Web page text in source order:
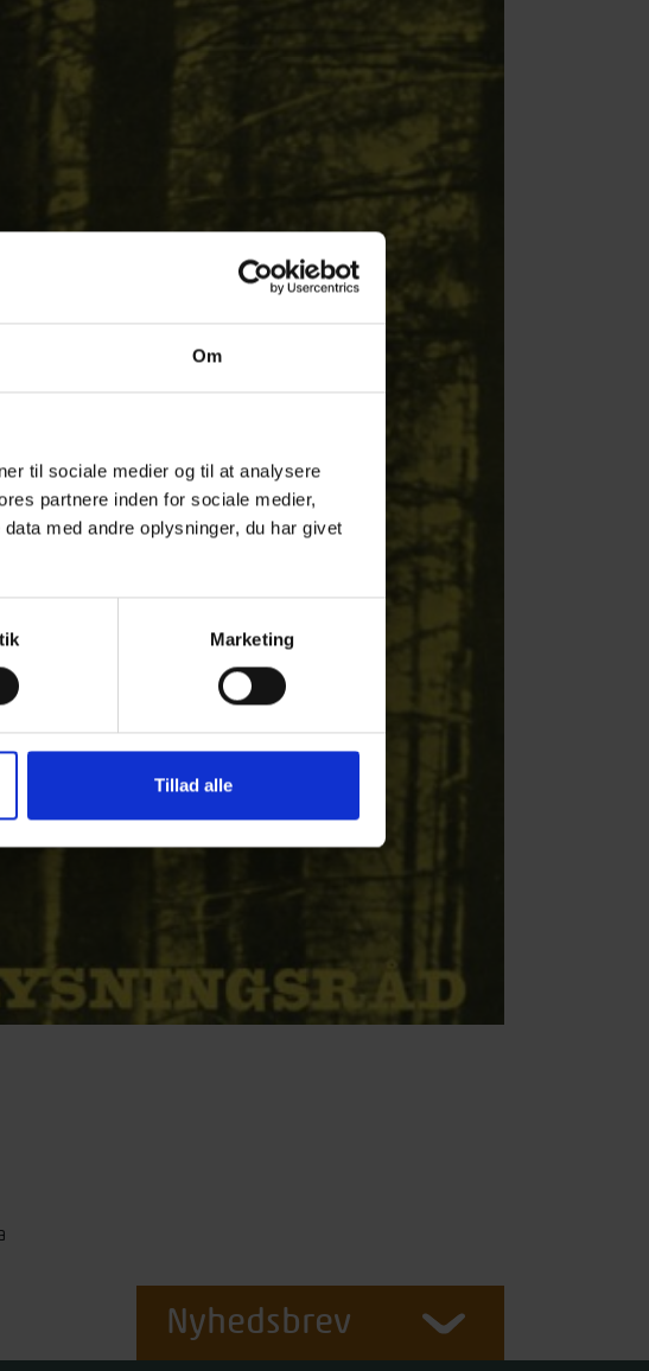
Om
til sociale medier og til at analysere
partnere inden for sociale medier,
med andre oplysninger, du har givet
Marketing
Tillad alle
Nyhedsbrev